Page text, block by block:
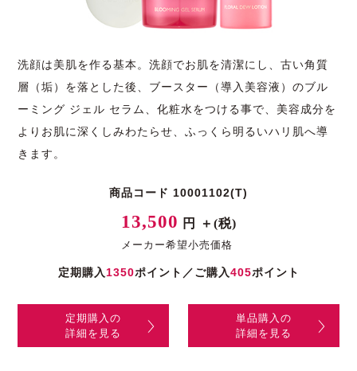
洗顔は美肌を作る基本。洗顔でお肌を清潔にし、古い角質
層（垢）を落とした後、ブースター（導入美容液）のブル
ーミング ジェル セラム、化粧水をつける事で、美容成分を
よりお肌に深くしみわたらせ、ふっくら明るいハリ肌へ導
きます。
商品コード 10001102(T)
13,500 円 ＋(税)
メーカー希望小売価格
定期購入 1350ポイント／ご購入405ポイント
定期購入の
詳細を見る
単品購入の
詳細を見る